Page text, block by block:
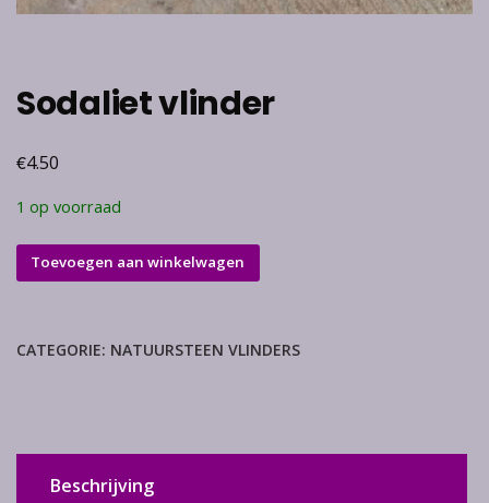
Sodaliet vlinder
€4.50
1 op voorraad
Sodaliet
vlinder
Toevoegen aan winkelwagen
CATEGORIE: NATUURSTEEN VLINDERS
Beschrijving